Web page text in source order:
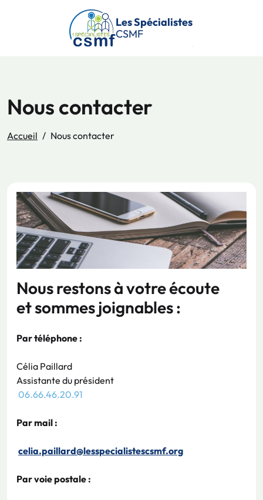
Passer au contenu principal
Les Spécialistes
CSMF
Nous contacter
Accueil Nous contacter
Nous restons à votre écoute
et sommes joignables :
Par téléphone :
Célia Paillard
Assistante du président
06.66.46.20.91
Par mail :
celia.paillard@lesspecialistescsmf.org
Par voie postale :